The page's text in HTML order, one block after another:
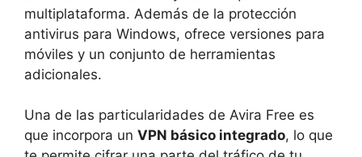
multiplataforma. Además de la protección
antivirus para Windows, ofrece versiones para
móviles y un conjunto de herramientas
adicionales.
Una de las particularidades de Avira Free es
que incorpora un VPN básico integrado, lo que